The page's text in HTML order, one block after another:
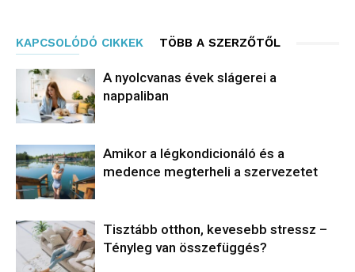
KAPCSOLÓDÓ CIKKEK TÖBB A SZERZŐTŐL
A nyolcvanas évek slágerei a
nappaliban
Amikor a légkondicionáló és a
medence megterheli a szervezetet
Tisztább otthon, kevesebb stressz –
Tényleg van összefüggés?